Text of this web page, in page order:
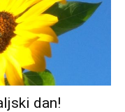
dan!